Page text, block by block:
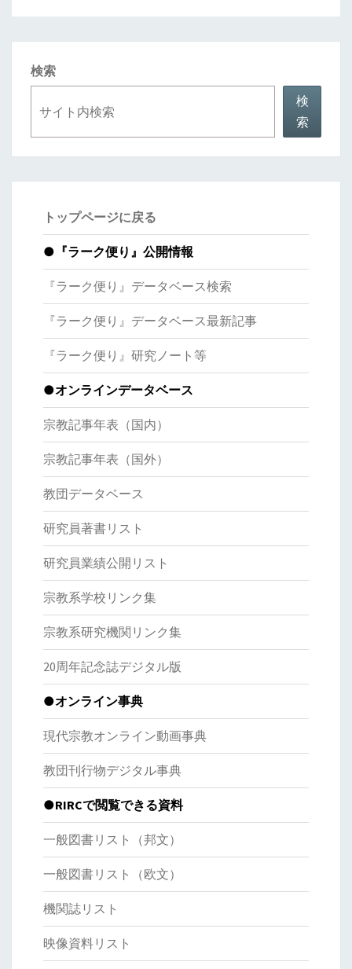
検索
検
索
トップページに戻る
● 『ラーク便り』公開情報
『ラーク便り』データベース検索
『ラーク便り』データベース最新記事
『ラーク便り』研究ノート等
●オンラインデータベース
宗教記事年表（国内）
宗教記事年表（国外）
教団データベース
研究員著書リスト
研究員業績公開リスト
宗教系学校リンク集
宗教系研究機関リンク集
20周年記念誌デジタル版
●オンライン事典
現代宗教オンライン動画事典
教団刊行物デジタル事典
●RIRCで閲覧できる資料
一般図書リスト（邦文）
一般図書リスト（欧文）
機関誌リスト
映像資料リスト